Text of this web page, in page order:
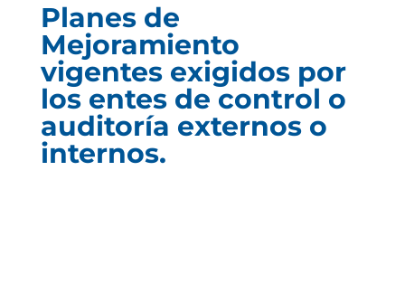
Planes de
Mejoramiento
vigentes exigidos por
los entes de control o
auditoría externos o
internos.